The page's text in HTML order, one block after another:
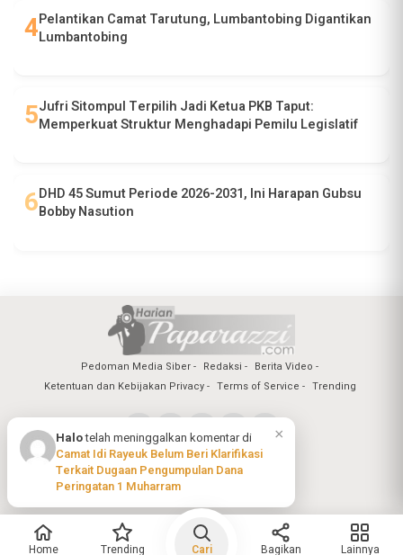
Pelantikan Camat Tarutung, Lumbantobing Digantikan
Lumbantobing
Jufri Sitompul Terpilih Jadi Ketua PKB Taput:
Memperkuat Struktur Menghadapi Pemilu Legislatif
DHD 45 Sumut Periode 2026-2031, Ini Harapan Gubsu
Bobby Nasution
Pedoman Media Siber Redaksi
Berita Video
Ketentuan dan Kebijakan Privacy
Terms of Service Trending
Copyright @2026 Harian Paparazzi
All Rights Reserved
Home Trending Cari Bagikan Lainnya
×
Halotelah meninggalkan komentar di
Camat Idi Rayeuk Belum Beri Klarifikasi
Terkait Dugaan Pengumpulan Dana
Peringatan 1 Muharram